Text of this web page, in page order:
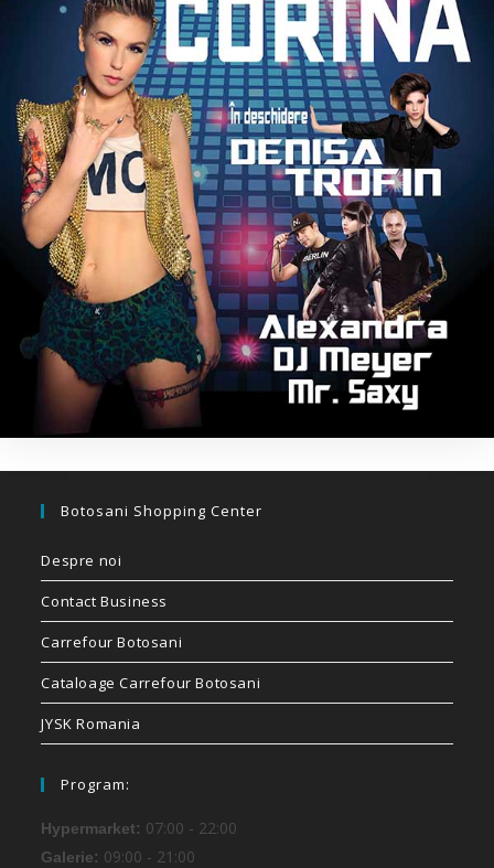
Botosani Shopping Center
Despre noi
Contact Business
Carrefour Botosani
Cataloage Carrefour Botosani
JYSK Romania
Program:
Hypermarket: 07:00 - 22:00
Galerie: 09:00 - 21:00